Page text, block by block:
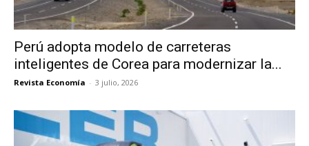
Perú adopta modelo de carreteras
inteligentes de Corea para modernizar la...
Revista Economía - 3 julio, 2026